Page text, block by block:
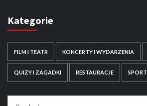
Kategorie
FILM I TEATR KONCERTY I WYDARZENIA
QUIZY I ZAGADKI RESTAURACJE SPORT